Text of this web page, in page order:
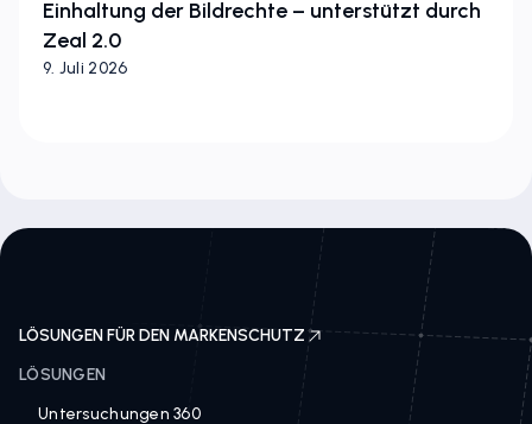
Einhaltung der Bildrechte – unterstützt durch
Zeal 2.0
9. Juli 2026
LÖSUNGEN FÜR DEN MARKENSCHUTZ
LÖSUNGEN
Untersuchungen 360